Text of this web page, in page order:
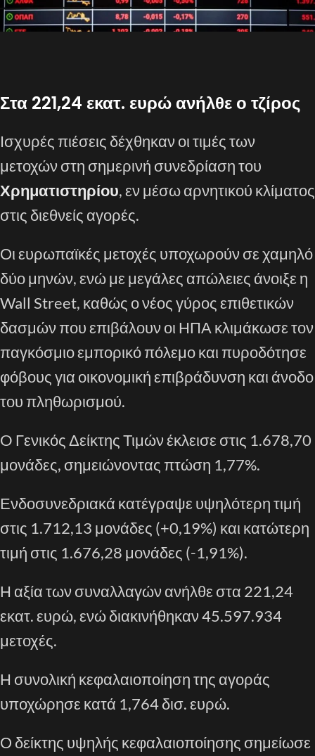
Στα 221,24 εκατ. ευρώ ανήλθε ο τζίρος
Ισχυρές πιέσεις δέχθηκαν οι τιμές των
μετοχών στη σημερινή συνεδρίαση του
Χρηματιστηρίου, εν μέσω αρνητικού κλίματος
στις διεθνείς αγορές.
Οι ευρωπαϊκές μετοχές υποχωρούν σε χαμηλό
δύο μηνών, ενώ με μεγάλες απώλειες άνοιξε η
Wall Street, καθώς ο νέος γύρος επιθετικών
δασμών που επιβάλουν οι ΗΠΑ κλιμάκωσε τον
παγκόσμιο εμπορικό πόλεμο και πυροδότησε
φόβους για οικονομική επιβράδυνση και άνοδο
του πληθωρισμού.
O Γενικός Δείκτης Τιμών έκλεισε στις 1.678,70
μονάδες, σημειώνοντας πτώση 1,77%.
Ενδοσυνεδριακά κατέγραψε υψηλότερη τιμή
στις 1.712,13 μονάδες (+0,19%) και κατώτερη
τιμή στις 1.676,28 μονάδες (-1,91%).
Η αξία των συναλλαγών ανήλθε στα 221,24
εκατ. ευρώ, ενώ διακινήθηκαν 45.597.934
μετοχές.
Η συνολική κεφαλαιοποίηση της αγοράς
υποχώρησε κατά 1,764 δισ. ευρώ.
Ο δείκτης υψηλής κεφαλαιοποίησης σημείωσε